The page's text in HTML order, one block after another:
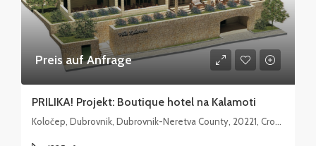
Preis auf Anfrage
PRILIKA! Projekt: Boutique hotel na Kalamoti